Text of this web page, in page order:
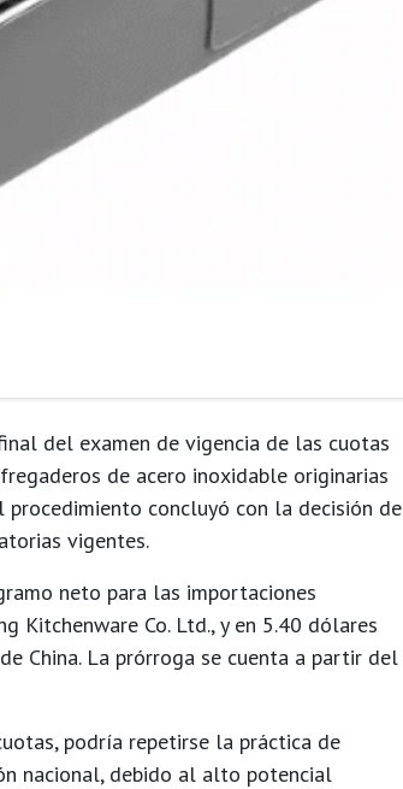
del examen de vigencia de las cuotas
fregaderos de acero inoxidable originarias
procedimiento concluyó con la decisión de
vigentes.
neto para las importaciones
Kitchenware Co. Ltd., y en 5.40 dólares
China. La prórroga se cuenta a partir del
podría repetirse la práctica de
nacional, debido al alto potencial